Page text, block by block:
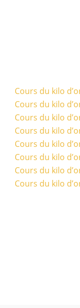
Cours du kilo
Cours du kilo
Cours du kilo
Cours du kilo
Cours du kilo
Cours du kilo
Cours du kilo
Cours du kilo